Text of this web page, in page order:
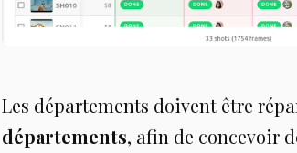
Les départements doivent être
départements, afin de concevoir